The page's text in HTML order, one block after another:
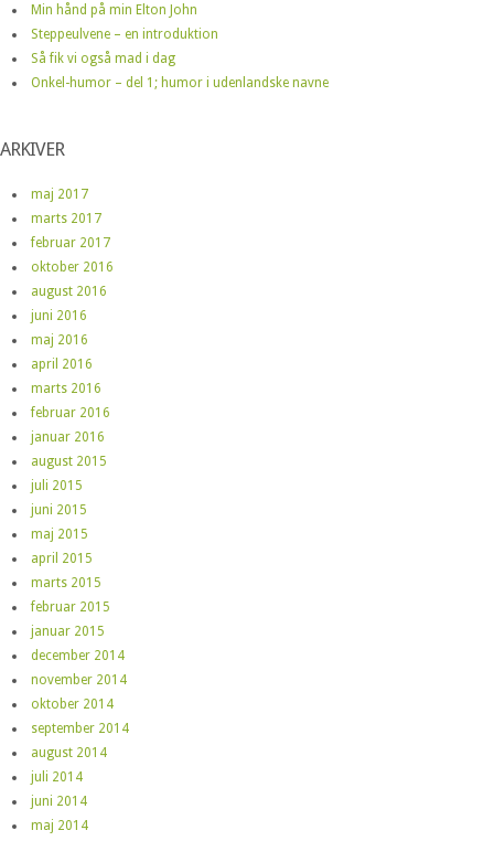
Min hånd på min Elton John
Steppeulvene – en introduktion
Så fik vi også mad i dag
Onkel-humor – del 1; humor i udenlandske navne
ARKIVER
maj 2017
marts 2017
februar 2017
oktober 2016
august 2016
juni 2016
maj 2016
april 2016
marts 2016
februar 2016
januar 2016
august 2015
juli 2015
juni 2015
maj 2015
april 2015
marts 2015
februar 2015
januar 2015
december 2014
november 2014
oktober 2014
september 2014
august 2014
juli 2014
juni 2014
maj 2014